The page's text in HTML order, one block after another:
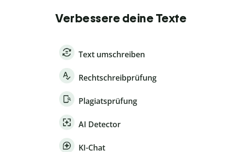
Verbessere deine Texte
Text umschreiben
Rechtschreibprüfung
Plagiatsprüfung
AI Detector
KI-Chat